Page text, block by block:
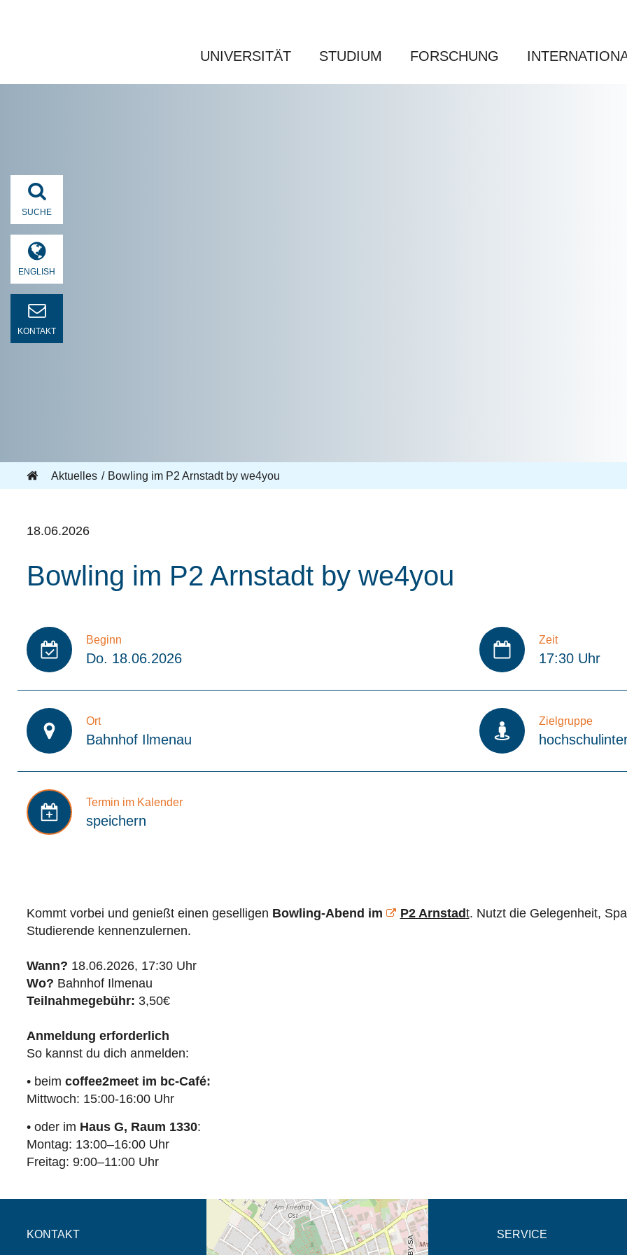
UNIVERSITÄT STUDIUM FORSCHUNG
SUCHE
ENGLISH
KONTAKT
Aktuelles Bowling im P2 Arnstadt by we4you
18.06.2026
Bowling im P2 Arnstadt by we4you
Beginn
Do. 18.06.2026
Zeit
17:30 Uhr
Ort
Bahnhof Ilmenau
Zielgruppe
Termin im Kalender
speichern
Kommt vorbei und genießt einen geselligen Bowling-Abend im P2 Arnstadt. Nutzt die Gelegenheit,
Studierende kennenzulernen.
Wann? 18.06.2026, 17:30 Uhr
Wo? Bahnhof Ilmenau
Teilnahmegebühr: 3,50€
Anmeldung erforderlich
So kannst du dich anmelden:
• beim coffee2meet im bc-Café:
Mittwoch: 15:00-16:00 Uhr
• oder im Haus G, Raum 1330:
Montag: 13:00–16:00 Uhr
Freitag: 9:00–11:00 Uhr
KONTAKT
Öffnet die Anfahrtsbeschreibung in neuem
Tab (Karte)
SERVICE